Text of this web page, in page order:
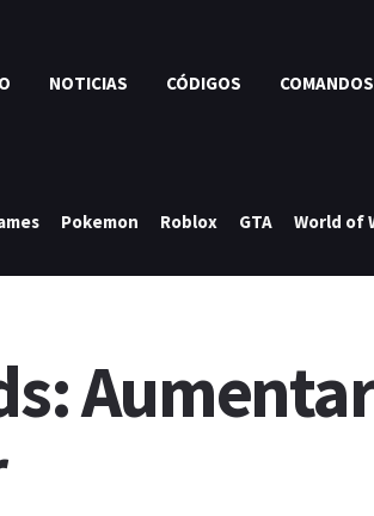
NOTICIAS CÓDIGOS COMANDOS
Pokemon Roblox GTA World of